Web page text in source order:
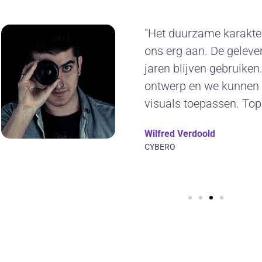
"Het duurzame
ons erg aan. De
jaren blijven
ontwerp en we
visuals toepassen.
Wilfred Verdoold
CYBERO